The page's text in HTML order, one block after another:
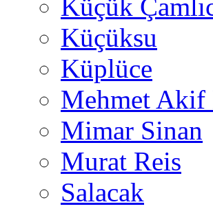
Küçük
Küçüksu
Küplüce
Mehmet Akif
Mimar Sinan
Murat Reis
Salacak